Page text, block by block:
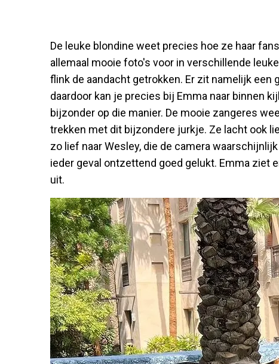
De leuke blondine weet precies hoe ze haar
allemaal mooie foto's voor in verschillende
flink de aandacht getrokken. Er zit namelijk een
daardoor kan je precies bij Emma naar binnen
bijzonder op die manier. De mooie zangeres
trekken met dit bijzondere jurkje. Ze lacht ook
zo lief naar Wesley, die de camera
ieder geval ontzettend goed gelukt. Emma ziet
uit.